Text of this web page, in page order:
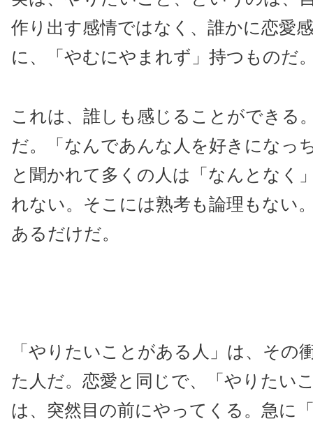
作り出す感情ではなく、誰かに恋愛
に、「やむにやまれず」持つものだ
これは、誰しも感じることができる
だ。「なんであんな人を好きになっ
と聞かれて多くの人は「なんとなく
れない。そこには熟考も論理もない
あるだけだ。
「やりたいことがある人」は、その
た人だ。恋愛と同じで、「やりたい
は、突然目の前にやってくる。急に